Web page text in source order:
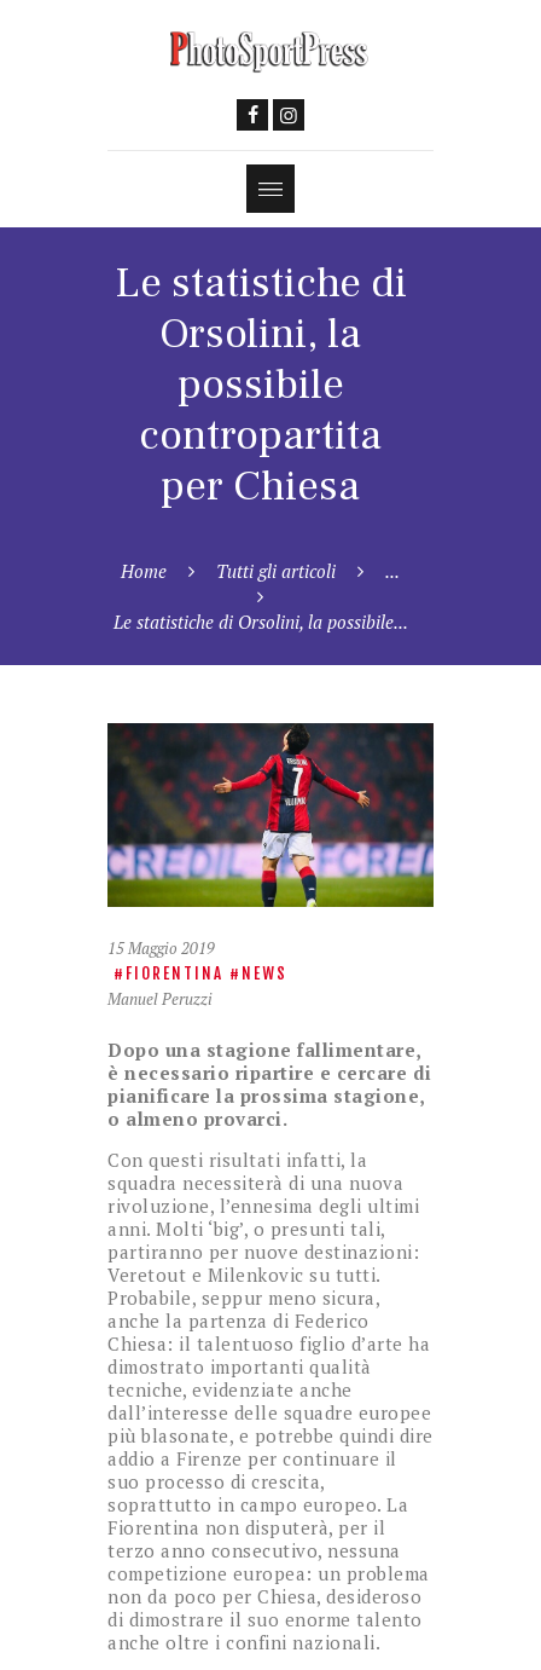
Le statistiche di
Orsolini, la
possibile
contropartita
per Chiesa
Home Tutti gli articoli ...
Le statistiche di Orsolini, la possibile...
15 Maggio 2019
FIORENTINA NEWS
Manuel Peruzzi
Dopo una stagione fallimentare,
è necessario ripartire e cercare di
pianificare la prossima stagione,
o almeno provarci.
Con questi risultati infatti, la
squadra necessiterà di una nuova
rivoluzione, l’ennesima degli ultimi
anni. Molti ‘big’, o presunti tali,
partiranno per nuove destinazioni:
Veretout e Milenkovic su tutti.
Probabile, seppur meno sicura,
anche la partenza di Federico
Chiesa: il talentuoso figlio d’arte ha
dimostrato importanti qualità
tecniche, evidenziate anche
dall’interesse delle squadre europee
più blasonate, e potrebbe quindi dire
addio a Firenze per continuare il
suo processo di crescita,
soprattutto in campo europeo. La
Fiorentina non disputerà, per il
terzo anno consecutivo, nessuna
competizione europea: un problema
non da poco per Chiesa, desideroso
di dimostrare il suo enorme talento
anche oltre i confini nazionali.